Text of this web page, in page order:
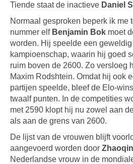
Tiende staat de inactieve Daniel
Normaal gesproken beperk ik me
nummer elf Benjamin Bok moet
worden. Hij speelde een
kampioenschap, waarin hij goed
ruim boven de 2600. Zo versloeg
Maxim Rodshtein. Omdat hij ook
partijen speelde, bleef de Elo-
twaalf punten. In de competities
met 2590 klopt hij nu zowel aan
als aan de grens van 2600.
De lijst van de vrouwen blijft
aangevoerd worden door
Nederlandse vrouw in de